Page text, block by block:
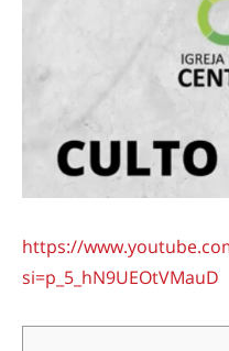
https://
si=p_5_hN9UEOtVMauD